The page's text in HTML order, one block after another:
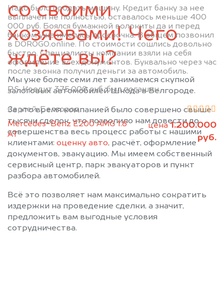
Надо было продать машину. Кредит банку за нее
выплачен не полностью, оставалось меньше 400
000 руб. Боялся бумажной волокиты да и перед
банком уже имелась просрочка. В общем позвонил
в DOROGO.online. По стоимости сошлись довольно
быстро. Специалисты компании взяли на себя
оформление всех документов. Буквально через час
после звонка получил деньги за автомобиль.
P.S. Кредит 375.000 руб. был погашен.
Сергей, Белгород
Mercedes-Benz E200 AMG 1.8
АТ
цена1.200.000
руб.
со своими
хозяевами! Чего
ждёте вы?
Мы уже более семи лет занимаемся скупкой
залоговых автомобилей Шкода в Белгороде.
За это время компанией было совершено свыше
тысячи сделок, что позволило нам довести до
совершенства весь процесс работы с нашими
клиентами: оценку авто, расчёт, оформление
документов, эвакуацию. Мы имеем собственный
сервисный центр, парк эвакуаторов и пункт
разбора автомобилей.
Всё это позволяет нам максимально сократить
издержки на проведение сделки, а значит,
предложить вам выгодные условия
сотрудничества.